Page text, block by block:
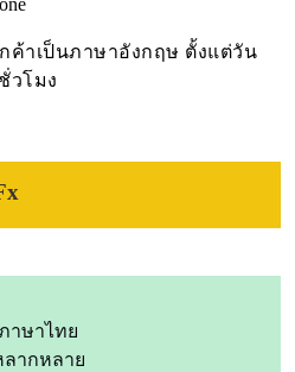
ค้าเป็นภาษาอังกฤษ ตั้งแต่วัน
วโมง
าษาไทย
ากหลาย